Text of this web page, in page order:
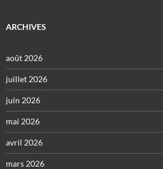
ARCHIVES
août 2026
juillet 2026
juin 2026
mai 2026
avril 2026
mars 2026